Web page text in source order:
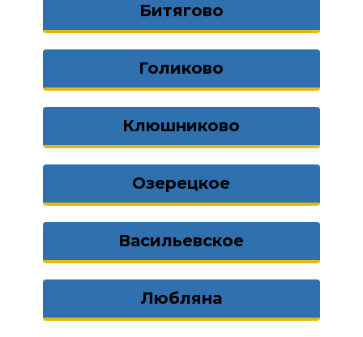
Битягово
Голиково
Клюшниково
Озерецкое
Васильевское
Любляна